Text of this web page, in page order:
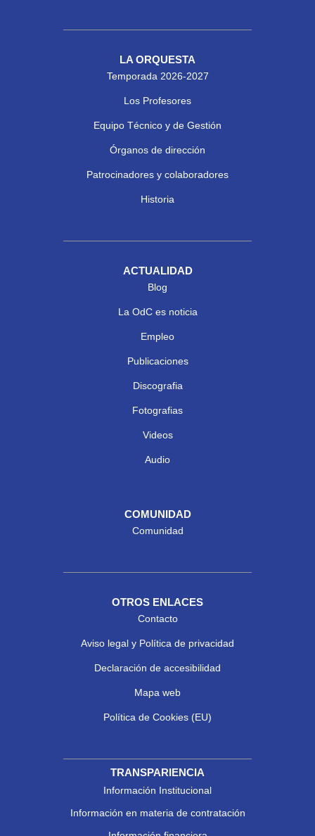
LA ORQUESTA
Temporada 2026-2027
Los Profesores
Equipo Técnico y de Gestión
Órganos de dirección
Patrocinadores y colaboradores
Historia
ACTUALIDAD
Blog
La OdC es noticia
Empleo
Publicaciones
Discografia
Fotografias
Videos
Audio
COMUNIDAD
Comunidad
OTROS ENLACES
Contacto
Aviso legal y Política de privacidad
Declaración de accesibilidad
Mapa web
Política de Cookies (EU)
TRANSPARIENCIA
Información Institucional
Información en materia de contratación